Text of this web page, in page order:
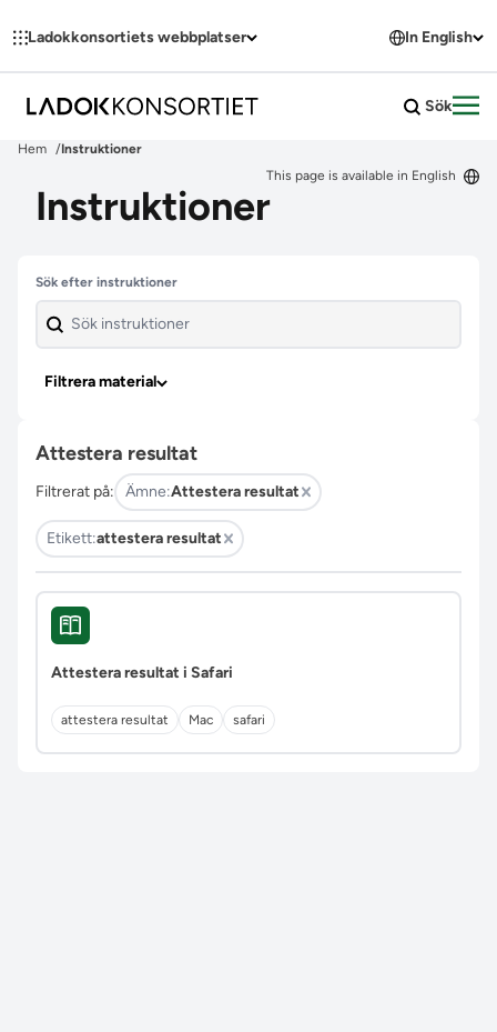
Ladokkonsortiets webbplatser In English
Sök
Hem
Instruktioner
This page is available in English
Instruktioner
Hoppa över filter
Sök efter instruktioner
Filtrera material
Attestera resultat
Filtrerat på: Ämne:Attestera resultat
Etikett:attestera resultat
Attestera resultat i Safari
attestera resultat Mac safari